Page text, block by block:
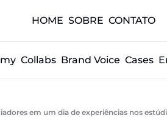
HOME SOBRE CONTATO
Collabs Brand Voice Cases
em um dia de experiências nos